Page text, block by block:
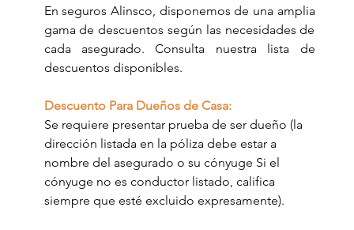
En seguros Alinsco, disponemos de una amplia
gama de descuentos según las necesidades de
cada asegurado. Consulta nuestra lista de
descuentos disponibles.
Descuento Para Dueños de Casa:
Se requiere presentar prueba de ser dueño (la
dirección listada en la póliza debe estar a
nombre del asegurado o su cónyuge Si el
cónyuge no es conductor listado, califica
siempre que esté excluido expresamente).